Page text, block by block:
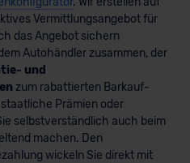
Sie über den Kontakt zu
unter
Vermittlungsangebot für
das Angebot sichern
Autohändler zusammen, der
und
zum rabattierten Barkauf-
Prämien oder
selbstverständlich auch beim
machen. Den
wickeln Sie direkt mit